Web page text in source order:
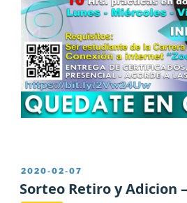
PUBLICADO
EL
2020-02-07
Sorteo Retiro y Adicion